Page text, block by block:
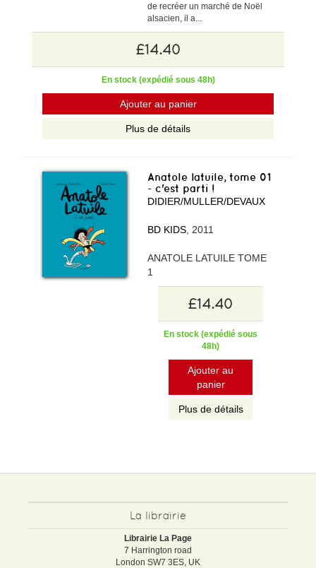
de recréer un marché de Noël
alsacien, il a...
£14.40
En stock (expédié sous 48h)
Ajouter au panier
Plus de détails
Anatole latuile, tome 01
- c'est parti !
DIDIER/MULLER/DEVAUX
BD KIDS , 2011
ANATOLE LATUILE TOME
1
£14.40
En stock (expédié sous
48h)
Ajouter au
panier
Plus de détails
La librairie
Librairie La Page
7 Harrington road
London SW7 3ES, UK